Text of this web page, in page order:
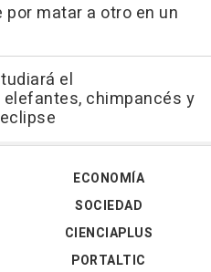
por matar a otro en un
el
chimpancés y
ECONOMÍA
SOCIEDAD
CIENCIAPLUS
PORTALTIC